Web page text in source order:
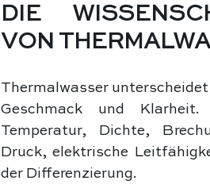
DIE
VON
Thermalwasser
Geschmack und Klarheit.
Temperatur, Dichte,
Druck, elektrische
der Differenzierung.